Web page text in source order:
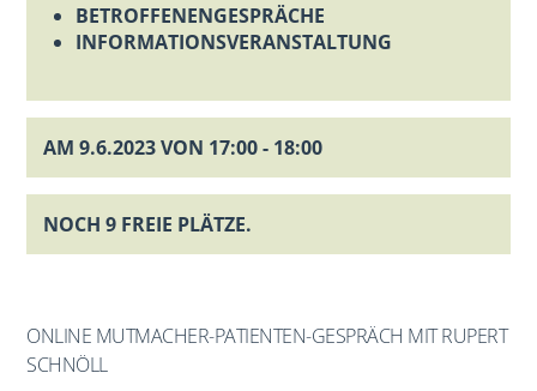
BETROFFENENGESPRÄCHE
INFORMATIONSVERANSTALTUNG
AM 9.6.2023 VON 17:00 - 18:00
NOCH 9 FREIE PLÄTZE.
ONLINE MUTMACHER-PATIENTEN-GESPRÄCH MIT RUPERT
SCHNÖLL